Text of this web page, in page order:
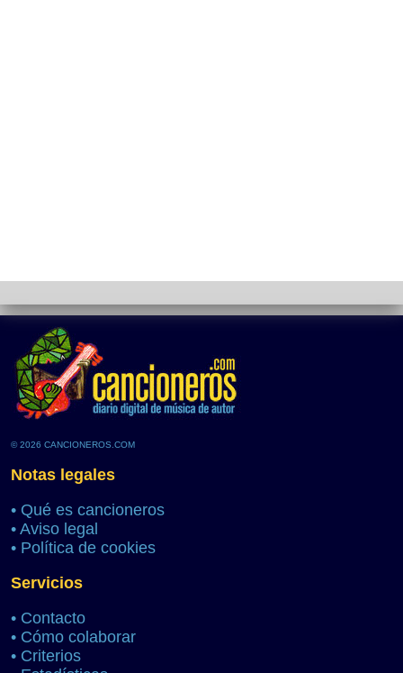
© 2026 CANCIONEROS.COM
Notas legales
• Qué es cancioneros
• Aviso legal
• Política de cookies
Servicios
• Contacto
• Cómo colaborar
• Criterios